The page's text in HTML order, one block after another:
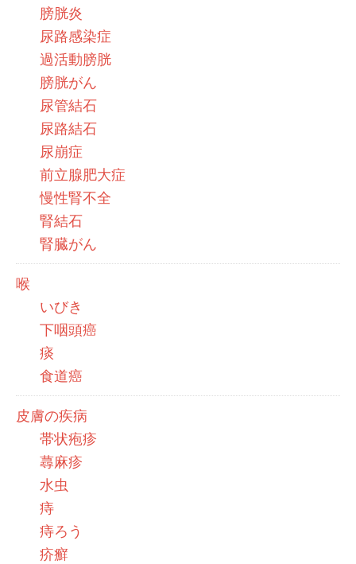
膀胱炎
尿路感染症
過活動膀胱
膀胱がん
尿管結石
尿路結石
尿崩症
前立腺肥大症
慢性腎不全
腎結石
腎臓がん
喉
いびき
下咽頭癌
痰
食道癌
皮膚の疾病
帯状疱疹
蕁麻疹
水虫
痔
痔ろう
疥癬